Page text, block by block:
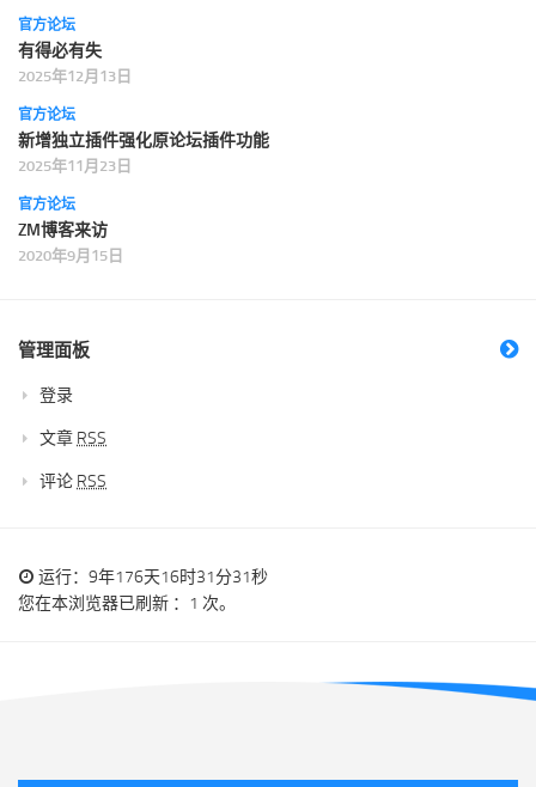
官方论坛
有得必有失
2025年12月13日
官方论坛
新增独立插件强化原论坛插件功能
2025年11月23日
官方论坛
ZM博客来访
2020年9月15日
管理面板
登录
文章 RSS
评论 RSS
运行：9年176天16时31分31秒
您在本浏览器已刷新 ：1 次。